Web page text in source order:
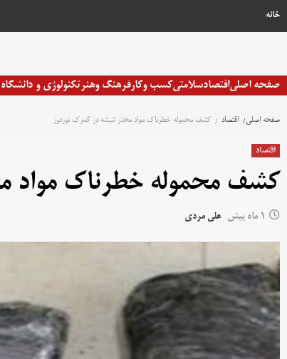
خانه
صفحه اصلیاقتصادسلامتیکسب وکارفرهنگ وهنرتکنولوژی و
صفحه اصلی اقتصاد کشف محموله خطرناک مواد مخدر شیشه در گمرک نوردوز
اقتصاد
کشف محموله خطرناک مواد
1 ماه پیش علی مردی